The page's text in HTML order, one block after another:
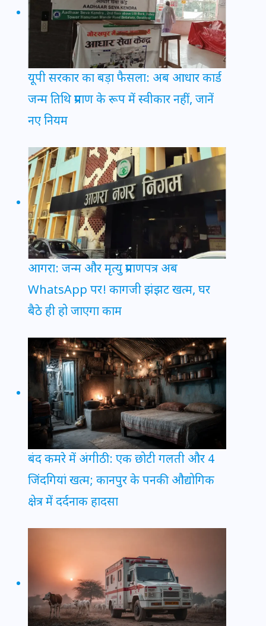
यूपी सरकार का बड़ा फैसला: अब आधार कार्ड
जन्म तिथि प्रमाण के रूप में स्वीकार नहीं, जानें
नए नियम
आगरा: जन्म और मृत्यु प्रमाणपत्र अब
WhatsApp पर! कागजी झंझट खत्म, घर
बैठे ही हो जाएगा काम
बंद कमरे में अंगीठी: एक छोटी गलती और 4
जिंदगियां खत्म; कानपुर के पनकी औद्योगिक
क्षेत्र में दर्दनाक हादसा